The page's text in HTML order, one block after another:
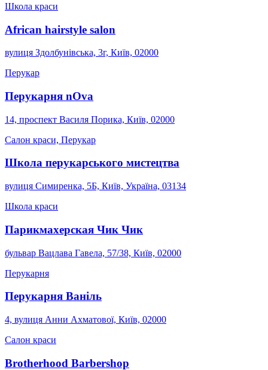
Школа краси
African hairstyle salon
вулиця Здолбунівська, 3г, Київ, 02000
Перукар
Перукарня nOva
14, проспект Василя Порика, Київ, 02000
Салон краси, Перукар
Школа перукарського мистецтва
вулиця Симиренка, 5Б, Київ, Україна, 03134
Школа краси
Парикмахерская Чик Чик
бульвар Вацлава Гавела, 57/38, Київ, 02000
Перукарня
Перукарня Ваніль
4, вулиця Анни Ахматової, Київ, 02000
Салон краси
Brotherhood Barbershop